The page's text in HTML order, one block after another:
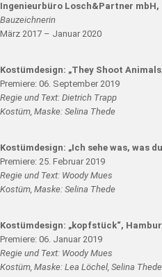
Ingenieurbüro Losch&Partner mbH,
Bauzeichnerin
März 2017 – Januar 2020
Kostümdesign: „They Shoot
Premiere: 06. September 2019
Regie und Text: Dietrich Trapp
Kostüm, Maske: Selina Thede
Kostümdesign: „Ich sehe was, was
Premiere: 25. Februar 2019
Regie und Text: Woody Mues
Kostüm, Maske: Selina Thede
Kostümdesign: „kopfstück“,
Premiere: 06. Januar 2019
Regie und Text: Woody Mues
Kostüm, Maske: Lea Löchel, Selina Thede